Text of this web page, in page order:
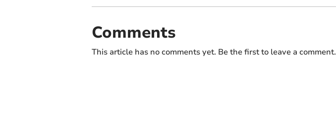
Comments
This article has no comments yet. Be the first to leave a comment.